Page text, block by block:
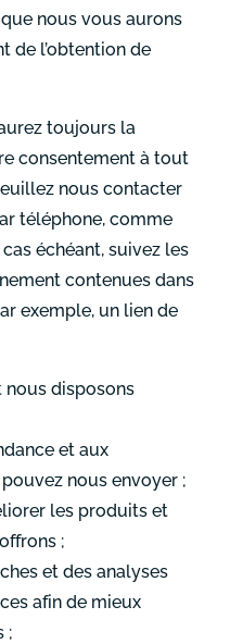
nous vous aurons
de l’obtention de
toujours la
consentement à tout
nous contacter
téléphone, comme
échéant, suivez les
contenues dans
exemple, un lien de
nous disposons
et aux
nous envoyer ;
les produits et
;
et des analyses
afin de mieux
;